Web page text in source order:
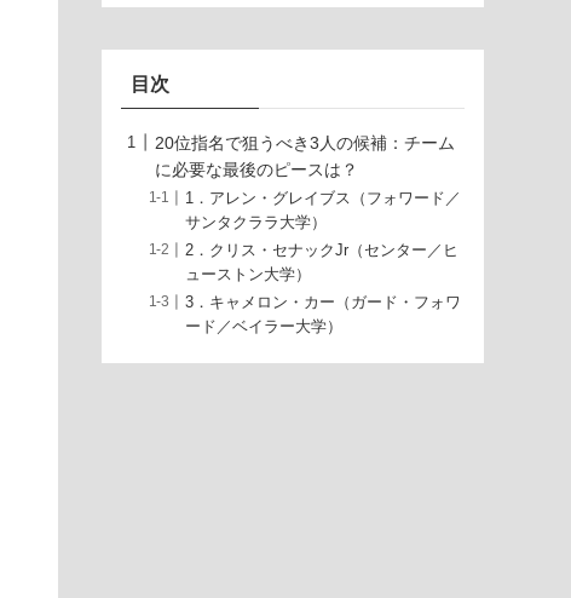
目次
20位指名で狙うべき3人の候補：チーム
に必要な最後のピースは？
1．アレン・グレイブス（フォワード／
サンタクララ大学）
2．クリス・セナックJr（センター／ヒ
ューストン大学）
3．キャメロン・カー（ガード・フォワ
ード／ベイラー大学）